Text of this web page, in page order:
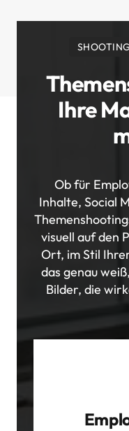
Ihre
Ob für
Inhalte, Social
visuell auf den
Ort, im Stil
das genau
Bilder, die